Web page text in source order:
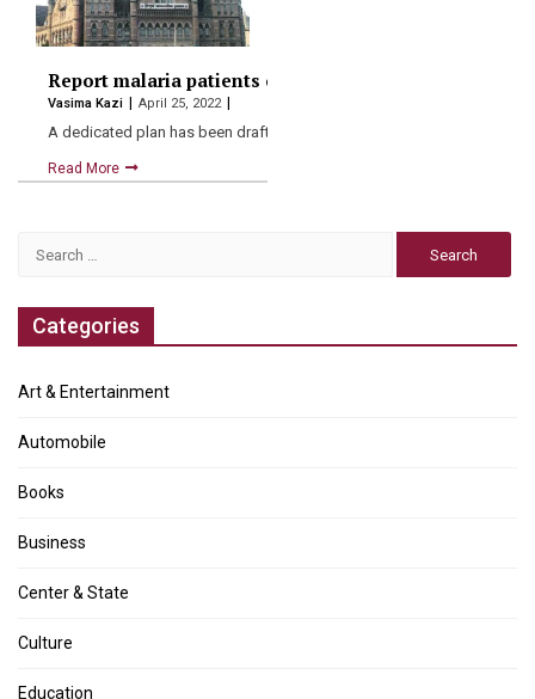
Report malaria patients or face legal action, says BMC
Vasima Kazi April 25, 2022
A dedicated plan has been drafted by the BMC’s public…
Read More
Categories
Art & Entertainment
Automobile
Books
Business
Center & State
Culture
Education